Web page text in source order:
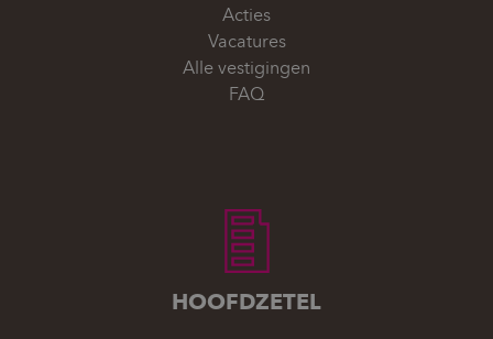
Acties
Vacatures
Alle vestigingen
FAQ
HOOFDZETEL